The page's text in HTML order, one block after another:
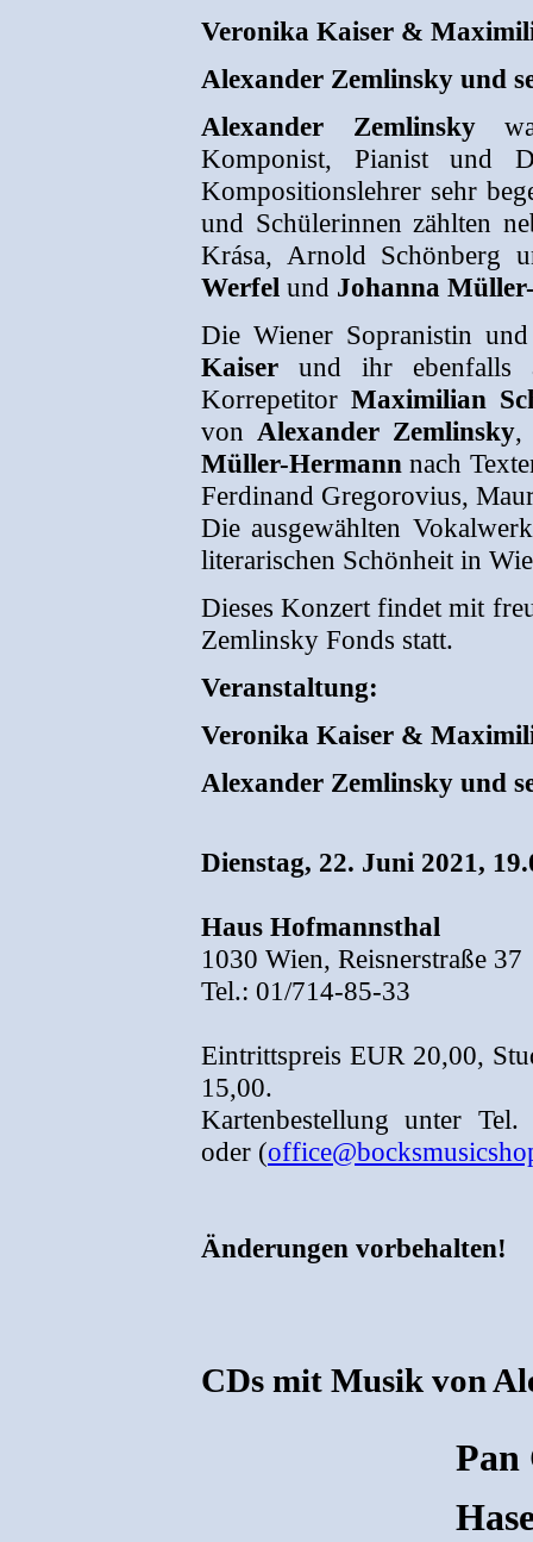
Veronika Kaiser &
Alexander Zemlinsky und
Alexander Zemlinsky
Komponist, Pianist und
Kompositionslehrer sehr
und Schülerinnen zählten
Krása, Arnold Schönberg
Werfel und Johanna
Die Wiener Sopranistin
Kaiser und ihr ebenfalls
Korrepetitor Maximilian
von Alexander Zemlinsky
Müller-Hermann nach
Ferdinand Gregorovius,
Die ausgewählten
literarischen Schönheit in
Dieses Konzert findet mit
Zemlinsky Fonds statt.
Veranstaltung:
Veronika Kaiser &
Alexander Zemlinsky und
Dienstag, 22. Juni 2021,
Haus Hofmannsthal
1030 Wien, Reisnerstraße 37
Tel.: 01/714-85-33
Eintrittspreis EUR 20,00,
15,00.
Kartenbestellung unter
oder (
Änderungen vorbehalten!
CDs mit Musik von
Pan